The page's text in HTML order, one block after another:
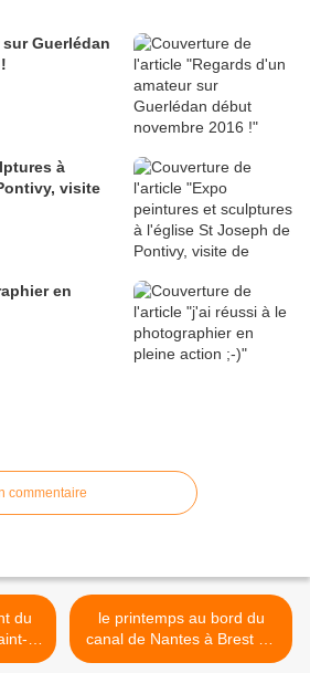
à
visite
en
commentaire
le printemps au bord du
canal de Nantes à Brest en
photographies ! >